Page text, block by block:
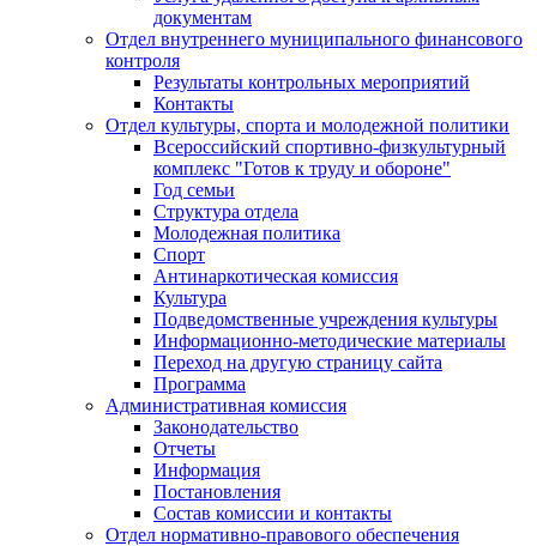
документам
Отдел внутреннего муниципального финансового
контроля
Результаты контрольных мероприятий
Контакты
Отдел культуры, спорта и молодежной политики
Всероссийский спортивно-физкультурный
комплекс "Готов к труду и обороне"
Год семьи
Структура отдела
Молодежная политика
Спорт
Антинаркотическая комиссия
Культура
Подведомственные учреждения культуры
Информационно-методические материалы
Переход на другую страницу сайта
Программа
Административная комиссия
Законодательство
Отчеты
Информация
Постановления
Состав комиссии и контакты
Отдел нормативно-правового обеспечения